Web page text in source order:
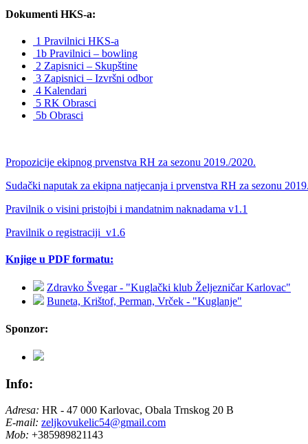
Dokumenti HKS-a:
1 Pravilnici HKS-a
1b Pravilnici – bowling
2 Zapisnici – Skupštine
3 Zapisnici – Izvršni odbor
4 Kalendari
5 RK Obrasci
5b Obrasci
Propozicije ekipnog prvenstva RH za sezonu 2019./2020.
Sudački naputak za ekipna natjecanja i prvenstva RH za sezonu
Pravilnik o visini pristojbi i mandatnim naknadama v1.1
Pravilnik o registraciji_v1.6
Knjige u PDF formatu:
Zdravko Švegar - "Kuglački klub Željezničar Karlovac"
Buneta, Krištof, Perman, Vrček - "Kuglanje"
Sponzor:
Info:
Adresa: HR - 47 000 Karlovac, Obala Trnskog 20 B
E-mail: zeljkovukelic54@gmail.com
Mob: +385989821143